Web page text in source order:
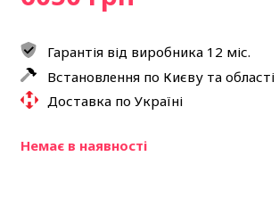
Гарантія від виробника 12 міс.
Встановлення по Києву та області
Доставка по Україні
Немає в наявності